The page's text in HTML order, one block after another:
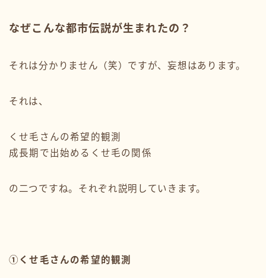
なぜこんな都市伝説が生まれたの？
それは分かりません（笑）ですが、妄想はあります。
それは、
くせ毛さんの希望的観測
成長期で出始めるくせ毛の関係
の二つですね。それぞれ説明していきます。
①くせ毛さんの希望的観測